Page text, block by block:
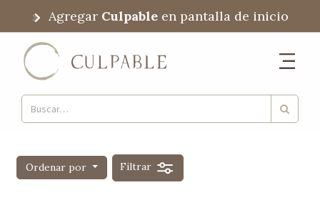
Agregar Culpableen pantalla de inicio
Ordenar por Filtrar